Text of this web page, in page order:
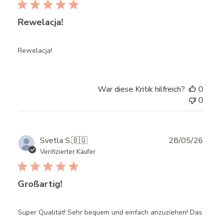
Rewelacja!
Rewelacja!
War diese Kritik hilfreich?
0
0
Svetla S.🇧🇬
Verifizierter Käufer
Großartig!
Super Qualität! Sehr bequem und einfach anzuziehen! Das
28/05/26